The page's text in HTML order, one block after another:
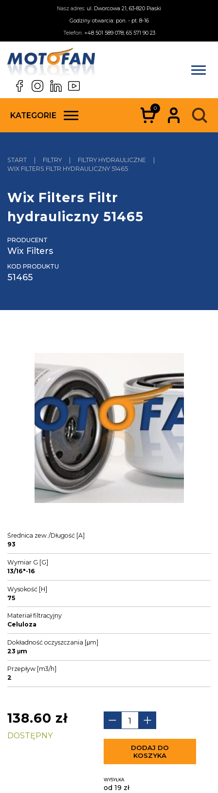
Nasz adres: ul. Dworcowa 21, 63-820 Piaski
Godziny otwarcia: pon. - pt. 8-16
Telefon: +48 501 589 078; 65 571 90 23
KATEGORIE
0
START | FILTRY | FILTRY HYDRAULICZNE
|
WIX FILTERS FILTR HYDRAULICZNY 51465
Wix Filters Filtr
hydrauliczny 51465
PRODUCENT
Wix Filters
KOD PRODUKTU
51465
Średnica zew./Długość [A]
93
Wymiar G [G]
13/16"-16
Wysokość [H]
75
Materiał filtracyjny
Celuloza
Dokładność oczyszczania [μm]
23 μm
Przepływ [m3/h]
2
138.60 zł
DOSTĘPNY
DODAJ DO
KOSZYKA
WYSYŁKA
od 19 zł